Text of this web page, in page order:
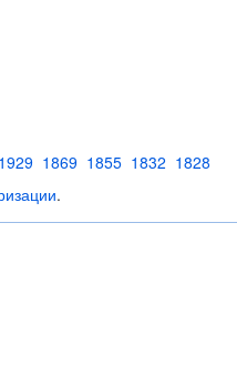
1929 1869 1855 1832 1828
.